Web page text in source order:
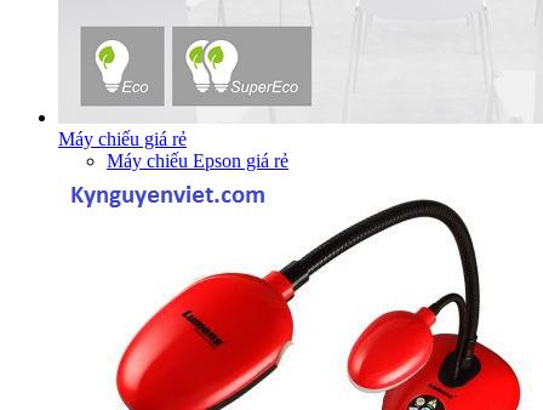
Máy chiếu giá rẻ
Máy chiếu Epson giá rẻ